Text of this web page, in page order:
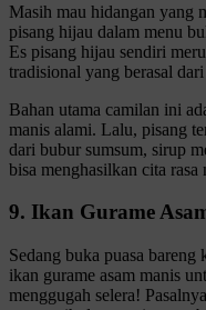
Masih mau hidangan yang
pisang hijau dalam menu
Es pisang hijau sendiri
tradisional yang berasal
Bahan utama camilan ini
manis alami. Lalu, pisang
dari bubur sumsum, sirup
bisa menghasilkan cita rasa
9. Ikan Gurame
Sedang buka puasa bareng
ikan gurame asam manis
menggugah selera!